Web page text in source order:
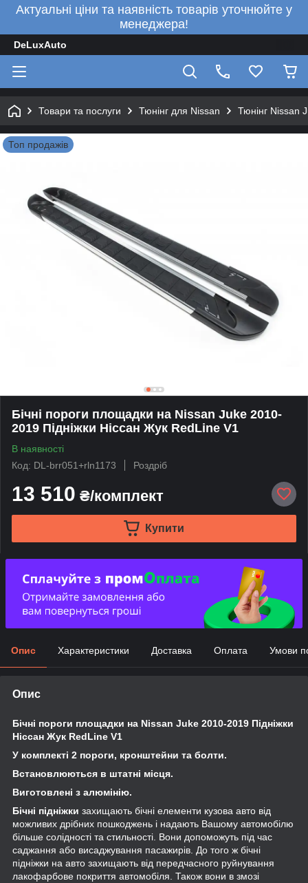
Актуальні ціни та наявність товарів уточнюйте у
менеджера!
DeLuxAuto
Товари та послуги Тюнінг для Nissan Тюнінг Nissan
Топ продажів
Бічні пороги площадки на Nissan Juke 2010-
2019 Підніжки Ніссан Жук RedLine V1
В наявності
Код: DL-brr051+rln1173
Роздріб
13 510 ₴/комплект
Купити
Опис Характеристики Доставка Оплата Умови
Опис
Бічні пороги площадки на Nissan Juke 2010-2019 Підніжки
Ніссан Жук RedLine V1
У комплекті 2 пороги, кронштейни та болти.
Встановлюються в штатні місця.
Виготовлені з алюмінію.
Бічні підніжки захищають бічні елементи кузова авто від
можливих дрібних пошкоджень і надають Вашому автомобілю
більше солідності та стильності. Вони допоможуть під час
саджання або висаджування пасажирів. До того ж бічні
підніжки на авто захищають від передчасного руйнування
лакофарбове покриття автомобіля. Також вони в змозі